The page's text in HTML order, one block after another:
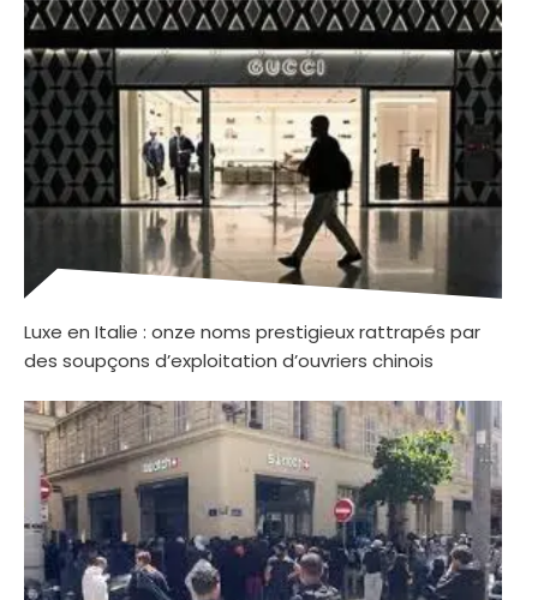
Luxe en Italie : onze noms prestigieux rattrapés par
des soupçons d’exploitation d’ouvriers chinois